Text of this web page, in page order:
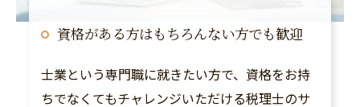
資格がある方はもちろんない方でも歓迎
士業という専門職に就きたい方で、資格をお持
ちでなくてもチャレンジいただける税理士のサ